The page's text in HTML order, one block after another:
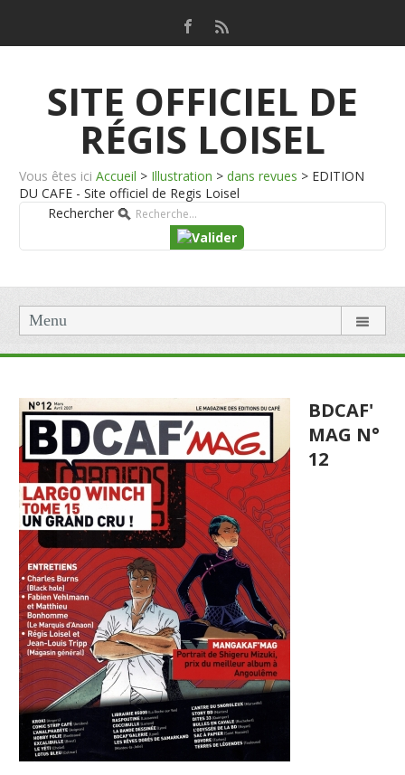
SITE OFFICIEL DE
RÉGIS LOISEL
Vous êtes ici Accueil > Illustration > dans revues > EDITION
DU CAFE - Site officiel de Regis Loisel
Rechercher
Menu
BDCAF'
MAG N°
12